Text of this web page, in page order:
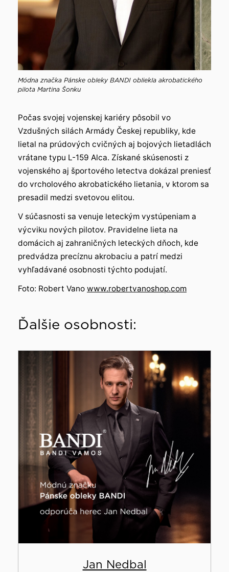
Módna značka Pánske obleky BANDI obliekla akrobatického
pilota Martina Šonku
Počas svojej vojenskej kariéry pôsobil vo
Vzdušných silách Armády Českej republiky, kde
lietal na prúdových cvičných aj bojových lietadlách
vrátane typu L-159 Alca. Získané skúsenosti z
vojenského aj športového letectva dokázal preniesť
do vrcholového akrobatického lietania, v ktorom sa
presadil medzi svetovou elitou.
V súčasnosti sa venuje leteckým vystúpeniam a
výcviku nových pilotov. Pravidelne lieta na
domácich aj zahraničných leteckých dňoch, kde
predvádza precíznu akrobaciu a patrí medzi
vyhľadávané osobnosti týchto podujatí.
Foto: Robert Vano www.robertvanoshop.com
Ďalšie osobnosti:
Jan Nedbal